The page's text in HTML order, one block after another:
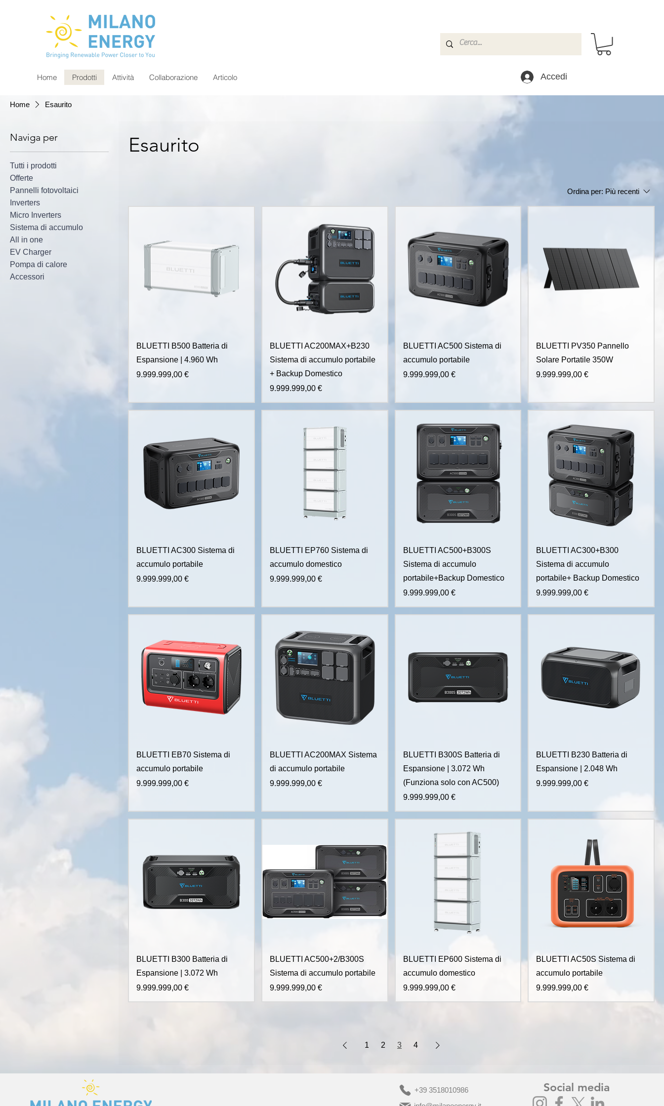
Home Prodotti Attività Collaborazione Articolo Accedi
Home Esaurito
Naviga per
Tutti i prodotti
Offerte
Pannelli fotovoltaici
Inverters
Micro Inverters
Sistema di accumulo
All in one
EV Charger
Pompa di calore
Accessori
Esaurito
Ordina per: Più recenti
BLUETTI B500 Batteria di
Espansione | 4.960 Wh
Prezzo
9.999.999,00 €
BLUETTI AC200MAX+B230
Sistema di accumulo portabile
+ Backup Domestico
Prezzo
9.999.999,00 €
BLUETTI AC500 Sistema di
accumulo portabile
Prezzo
9.999.999,00 €
BLUETTI PV350 Pannello
Solare Portatile 350W
Prezzo
9.999.999,00 €
BLUETTI AC300 Sistema di
accumulo portabile
Prezzo
9.999.999,00 €
BLUETTI EP760 Sistema di
accumulo domestico
Prezzo
9.999.999,00 €
BLUETTI AC500+B300S
Sistema di accumulo
portabile+Backup Domestico
Prezzo
9.999.999,00 €
BLUETTI AC300+B300
Sistema di accumulo
portabile+ Backup Domestico
Prezzo
9.999.999,00 €
BLUETTI EB70 Sistema di
accumulo portabile
Prezzo
9.999.999,00 €
BLUETTI AC200MAX Sistema
di accumulo portabile
Prezzo
9.999.999,00 €
BLUETTI B300S Batteria di
Espansione | 3.072 Wh
(Funziona solo con AC500)
Prezzo
9.999.999,00 €
BLUETTI B230 Batteria di
Espansione | 2.048 Wh
Prezzo
9.999.999,00 €
BLUETTI B300 Batteria di
Espansione | 3.072 Wh
Prezzo
9.999.999,00 €
BLUETTI AC500+2/B300S
Sistema di accumulo portabile
Prezzo
9.999.999,00 €
BLUETTI EP600 Sistema di
accumulo domestico
Prezzo
9.999.999,00 €
BLUETTI AC50S Sistema di
accumulo portabile
Prezzo
9.999.999,00 €
1 2 3 4
+39 351801​0986
Social media